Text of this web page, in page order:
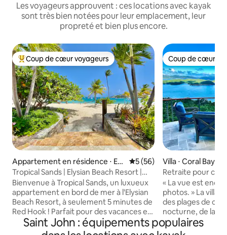
Les voyageurs approuvent : ces locations avec kayak
sont très bien notées pour leur emplacement, leur
propreté et bien plus encore.
Coups de cœur voyageurs les plus appréciés
Coup de cœur voyageurs
Appartement en résidence ⋅ Eas
t End
Évaluation moyenne sur la
5 (56)
Tropical Sands | Elysian Beach Resort |
Saint Thomas
Bienvenue à Tropical Sands, un luxueux
appartement en bord de mer à l'Elysian
Beach Resort, à seulement 5 minutes de
Red Hook ! Parfait pour des vacances en
famille et des escapades romantiques,
cet appartement a tout pour plaire !
Coup de cœur
Coup de cœur
Villa ⋅ Coral Bay
Retraite pour
panoramiques
« La vue est
photos. » La villa
des plages de
nocturne, de la
de vivre ! Profitez des brises des alizés
ou de la
Saint John : équipements populaires